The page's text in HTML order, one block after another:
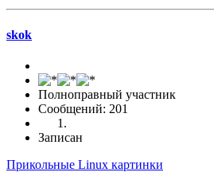
skok
Полноправный участник
Сообщений: 201
Записан
Прикольные Linux картинки